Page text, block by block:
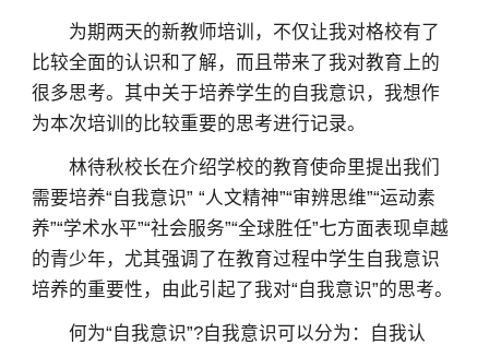
为期两天的新教师培训，不仅让我对格校有了
比较全面的认识和了解，而且带来了我对教育上的
很多思考。其中关于培养学生的自我意识，我想作
为本次培训的比较重要的思考进行记录。
林待秋校长在介绍学校的教育使命里提出我们
需要培养“自我意识” “人文精神”“审辨思维”“运动素
养”“学术水平”“社会服务”“全球胜任”七方面表现卓越
的青少年，尤其强调了在教育过程中学生自我意识
培养的重要性，由此引起了我对“自我意识”的思考。
何为“自我意识”?自我意识可以分为：自我认